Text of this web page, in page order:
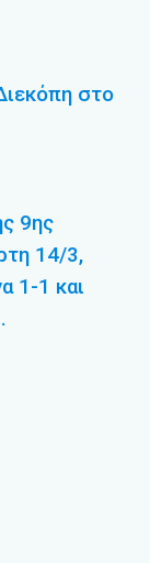
στο
9ης
14/3,
1-1 και